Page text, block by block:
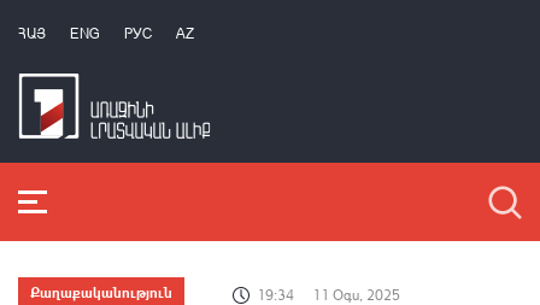
ՀԱՅ ENG РУС AZ
Քաղաքականություն 19:34 11 Օգս, 2025